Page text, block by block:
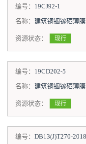
编号： 19CJ92-1
名称： 建筑铜铟镓硒薄
资源状态： 现行
编号： 19CD202-5
名称： 建筑铜铟镓硒薄
资源状态： 现行
编号： DB13(J)T270-2018